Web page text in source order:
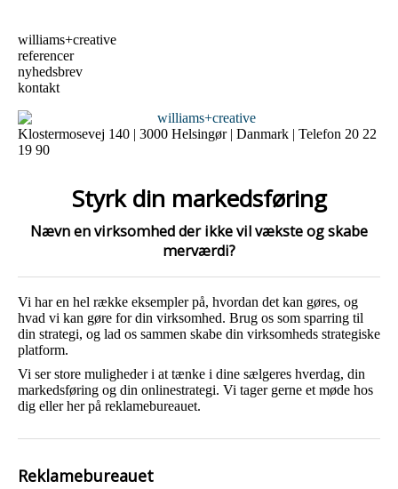
williams+creative
referencer
nyhedsbrev
kontakt
Klostermosevej 140 | 3000 Helsingør | Danmark | Telefon 20 22
19 90
Styrk din markedsføring
Nævn en virksomhed der ikke vil vækste og skabe
merværdi?
Vi har en hel række eksempler på, hvordan det kan gøres, og
hvad vi kan gøre for din virksomhed. Brug os som sparring til
din strategi, og lad os sammen skabe din virksomheds strategiske
platform.
Vi ser store muligheder i at tænke i dine sælgeres hverdag, din
markedsføring og din onlinestrategi. Vi tager gerne et møde hos
dig eller her på reklamebureauet.
Reklamebureauet